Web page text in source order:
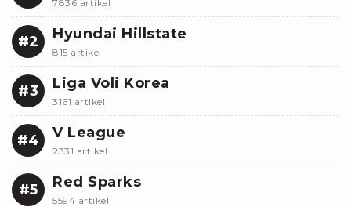
7836 artikel
#2 Hyundai Hillstate
815 artikel
#3 Liga Voli Korea
3161 artikel
#4 V League
2331 artikel
#5 Red Sparks
5594 artikel